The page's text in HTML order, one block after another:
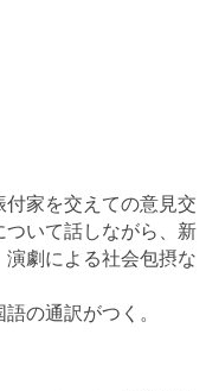
家を交えての意見交
いて話しながら、新
劇による社会包摂な
の通訳がつく。